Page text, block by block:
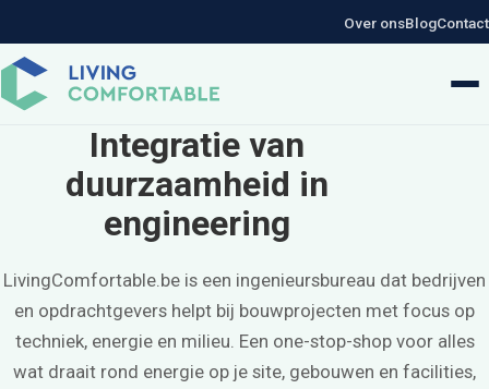
Over onsBlogContact
Integratie van
duurzaamheid in
engineering
LivingComfortable.be is een ingenieursbureau dat bedrijven
en opdrachtgevers helpt bij bouwprojecten met focus op
techniek, energie en milieu. Een one-stop-shop voor alles
wat draait rond energie op je site, gebouwen en facilities,